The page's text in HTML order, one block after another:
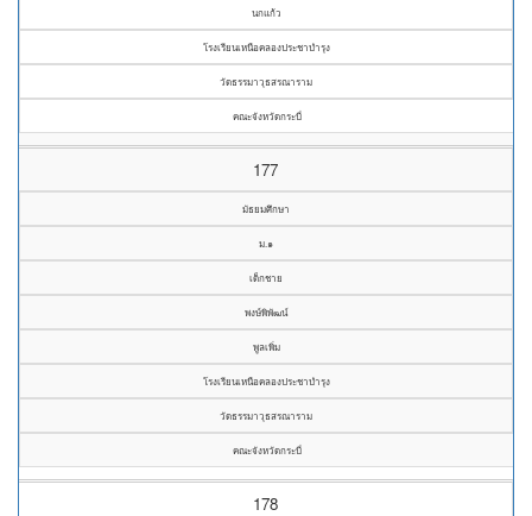
นกแก้ว
โรงเรียนเหนือคลองประชาบำรุง
วัดธรรมาวุธสรณาราม
คณะจังหวัดกระบี่
177
มัธยมศึกษา
ม.๑
เด็กชาย
พงษ์พิพัฒน์
พูลเพิ่ม
โรงเรียนเหนือคลองประชาบำรุง
วัดธรรมาวุธสรณาราม
คณะจังหวัดกระบี่
178